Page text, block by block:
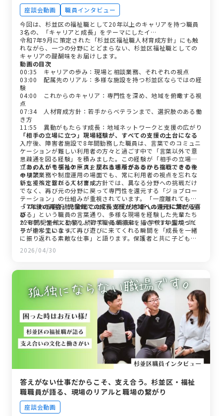
座談会動画
職員インタビュー
今回は、杉並区の福祉職として20年以上のキャリアを持つ職員
3名の、「キャリアと成長」をテーマにしたイ…
令和7年9月に策定された「杉並区福祉職人材育成方針」にも触
れながら、一つの分野にとどまらない、杉並区福祉職としての
キャリアの醍醐味をお届けします。
動画の目次
00:35 キャリアの歩み：現場と相談業務、それぞれの視点
03:00 配属先のリアル：多様な施設を持つ杉並区ならではの経
験
04:00 これからのキャリア：専門性を深め、地域を俯瞰する視
点
07:34 人材育成方針：若手からベテランまで、選択肢のある働
き方
11:55 異動がもたらす成長：地域ネットワークと支援の広がり
「相手の立場に立つ」現場経験が、すべての支援の土台になる
入庁後、障害者施設で8年間勤務した職員は、言葉でのコミュニ
ケーションが難しい利用者の方々と過ごす中で「言葉以外で意
思疎通を図る経験」を積みました。この経験が「相手の立場に
立つ」という福祉の原点を学ぶ大きなきっかけとなり、その後
の相談業務や制度運用の場面でも、常に利用者の視点を忘れな
い支援へと繋がっています。
「あの人がモデルケース」戻れる場所があるから挑戦できるキ
ャリア
新しく策定される人材育成方針では、異なる分野への挑戦だけ
でなく、再び元の分野に戻って専門性を還元する「ジョブロー
テーション」の仕組みが重視されています。「一度離れても戻
ってこれる選択肢があることで、安心して新しい分野に飛び込
める」という職員の言葉通り、多様な現場を経験した先輩たち
がモデルケースとなり、若手職員が将来を描きやすい環境づく
りが進んでいます。
「7年後の再会」児童館での成長支援が地域への還元に繋がる喜
び
22年間児童館に勤務し続けている職員は、小学校1年生だった
子が中学生になって再び遊びに来てくれる瞬間を「成長を一緒
に振り返れる素敵な仕事」と語ります。保護者と共に子どもの
成長を喜び合い、培った経験を次の職場や地域に還元してい
く。杉並区が多くの直営施設を持っているからこそ、長期的な
りがいです。
2026/04/30
答えがない仕事だからこそ、支え合う。杉並区・福祉
職職員が語る、現場のリアルと職場の繋がり
座談会動画